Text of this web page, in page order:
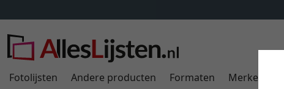
Fotolijsten Andere producten Formaten Merken